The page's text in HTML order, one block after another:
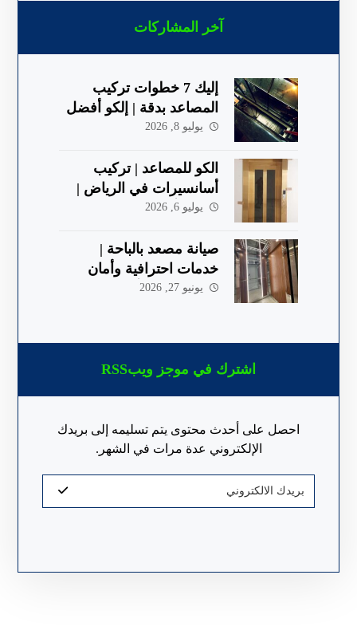
آخر المشاركات
إليك 7 خطوات تركيب
المصاعد بدقة | إلكو أفضل
شركة في الباحة
يوليو 8, 2026
الكو للمصاعد | تركيب
أسانسيرات في الرياض |
جودة وأمان 2026
يوليو 6, 2026
صيانة مصعد بالباحة |
خدمات احترافية وأمان
معتمد 2026 | ألكو
يونيو 27, 2026
اشترك في موجز ويبRSS
احصل على أحدث محتوى يتم تسليمه إلى بريدك
الإلكتروني عدة مرات في الشهر.